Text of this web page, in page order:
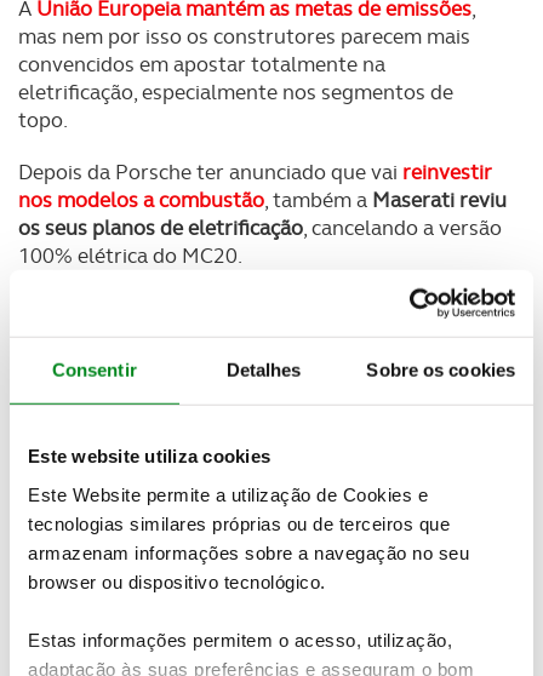
Consentir Detalhes Sobre os cookies
Este website utiliza cookies
Este Website permite a utilização de Cookies e
tecnologias similares próprias ou de terceiros que
armazenam informações sobre a navegação no seu
browser ou dispositivo tecnológico.
Estas informações permitem o acesso, utilização,
adaptação às suas preferências e asseguram o bom
A União Europeia mantém as metas de emissões,
mas nem por isso os construtores parecem mais
convencidos em apostar totalmente na
eletrificação, especialmente nos segmentos de
topo.
Depois da Porsche ter anunciado que vai reinvestir
nos modelos a combustão, também a Maserati reviu
os seus planos de eletrificação, cancelando a versão
100% elétrica do MC20.
Designada MC20 Folgore, esta variante do
supercarro italiano estavaprevista desde o
lançamento do modelo em 2021
, devia chegar ao
Newsletter Revista
Receba as novidades do mundo automóvel e
do universo ACP.